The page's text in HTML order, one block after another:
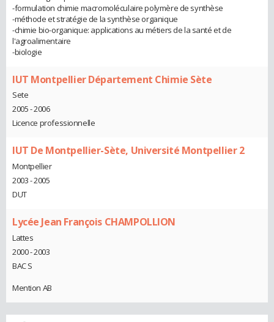
-formulation chimie macromoléculaire polymère de synthèse
-méthode et stratégie de la synthèse organique
-chimie bio-organique: applications au métiers de la santé et de
l'agroalimentaire
-biologie
IUT Montpellier Département Chimie Sète
Sete
2005 - 2006
Licence professionnelle
IUT De Montpellier-Sète, Université Montpellier 2
Montpellier
2003 - 2005
DUT
Lycée Jean François CHAMPOLLION
Lattes
2000 - 2003
BAC S
Mention AB